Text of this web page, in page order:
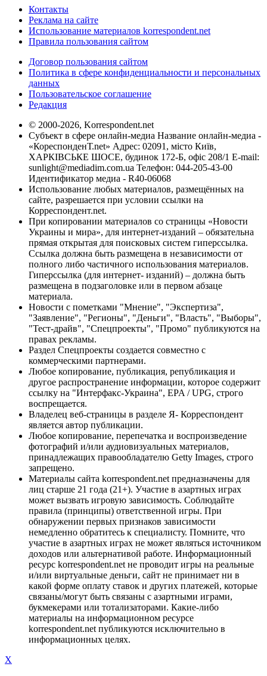
Контакты
Реклама на сайте
Использование материалов korrespondent.net
Правила пользования сайтом
Договор пользования сайтом
Политика в сфере конфиденциальности и персональных
данных
Пользовательское соглашение
Редакция
© 2000-2026, Korrespondent.net
Субъект в сфере онлайн-медиа Название онлайн-медиа -
«КореспонденТ.net» Адрес: 02091, місто Київ,
ХАРКІВСЬКЕ ШОСЕ, будинок 172-Б, офіс 208/1 E-mail:
sunlight@mediadim.com.ua Телефон: 044-205-43-00
Идентификатор медиа - R40-06068
Использование любых материалов, размещённых на
сайте, разрешается при условии ссылки на
Корреспондент.net.
При копировании материалов со страницы «Новости
Украины и мира», для интернет-изданий – обязательна
прямая открытая для поисковых систем гиперссылка.
Ссылка должна быть размещена в независимости от
полного либо частичного использования материалов.
Гиперссылка (для интернет- изданий) – должна быть
размещена в подзаголовке или в первом абзаце
материала.
Новости с пометками "Мнение", "Экспертиза",
"Заявление", "Регионы", "Деньги", "Власть", "Выборы",
"Тест-драйв", "Спецпроекты", "Промо" публикуются на
правах рекламы.
Раздел Спецпроекты создается совместно с
коммерческими партнерами.
Любое копирование, публикация, републикация и
другое распространение информации, которое содержит
ссылку на "Интерфакс-Украина", EPA / UPG, строго
воспрещается.
Владелец веб-страницы в разделе Я- Корреспондент
является автор публикации.
Любое копирование, перепечатка и воспроизведение
фотографий и/или аудиовизуальных материалов,
принадлежащих правообладателю Getty Images, строго
запрещено.
Материалы сайта korrespondent.net предназначены для
лиц старше 21 года (21+). Участие в азартных играх
может вызвать игровую зависимость. Соблюдайте
правила (принципы) ответственной игры. При
обнаружении первых признаков зависимости
немедленно обратитесь к специалисту. Помните, что
участие в азартных играх не может являться источником
доходов или альтернативой работе. Информационный
ресурс korrespondent.net не проводит игры на реальные
и/или виртуальные деньги, сайт не принимает ни в
какой форме оплату ставок и других платежей, которые
связаны/могут быть связаны с азартными играми,
букмекерами или тотализаторами. Какие-либо
материалы на информационном ресурсе
korrespondent.net публикуются исключительно в
информационных целях.
X